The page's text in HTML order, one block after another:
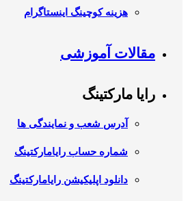
هزینه کوچینگ اینستاگرام
مقالات آموزشی
رایا مارکتینگ
آدرس شعب و نمایندگی ها
شماره حساب رایامارکتینگ
دانلود اپلیکیشن رایامارکتینگ